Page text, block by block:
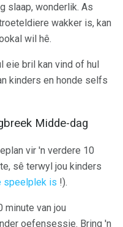
slaap, wonderlik. As
wakker is, kan
wil hê.
eie bril kan vind of hul
kinders en honde selfs
Midde-dag
vir 'n verdere 10
sê terwyl jou kinders
speelplek is !).
minute van jou
oefensessie. Bring 'n